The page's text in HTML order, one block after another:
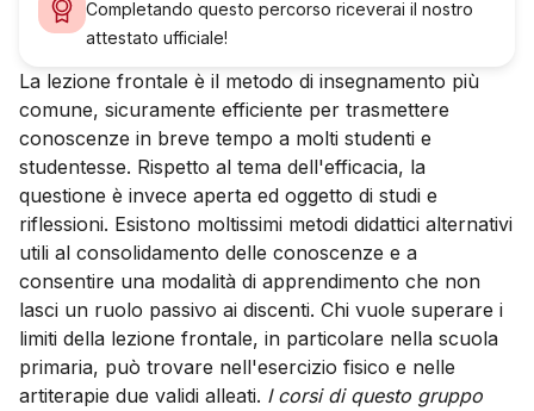
Completando questo percorso riceverai il nostro
attestato ufficiale!
La lezione frontale è il metodo di insegnamento più
comune, sicuramente efficiente per trasmettere
conoscenze in breve tempo a molti studenti e
studentesse. Rispetto al tema dell'efficacia, la
questione è invece aperta ed oggetto di studi e
riflessioni. Esistono moltissimi metodi didattici alternativi
utili al consolidamento delle conoscenze e a
consentire una modalità di apprendimento che non
lasci un ruolo passivo ai discenti. Chi vuole superare i
limiti della lezione frontale, in particolare nella scuola
primaria, può trovare nell'esercizio fisico e nelle
artiterapie due validi alleati. I corsi di questo gruppo